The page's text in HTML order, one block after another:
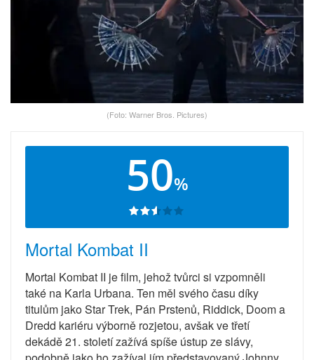
(Foto: Warner Bros. Pictures)
50%
Mortal Kombat II
Mortal Kombat II je film, jehož tvůrci si vzpomněli
také na Karla Urbana. Ten měl svého času díky
titulům jako Star Trek, Pán Prstenů, Riddick, Doom a
Dredd kariéru výborně rozjetou, avšak ve třetí
dekádě 21. století zažívá spíše ústup ze slávy,